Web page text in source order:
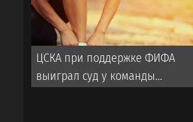
игры использовалась
пиротехника
ЦСКА при поддержке ФИФА
выиграл суд у команды